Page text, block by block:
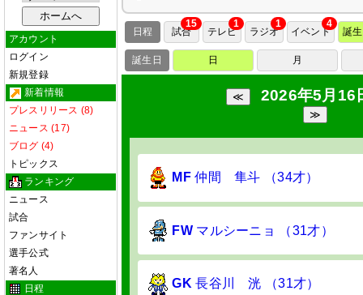
アカウント
ログイン
新規登録
新着情報
プレスリリース (8)
ニュース (17)
ブログ (4)
トピックス
ランキング
ニュース
試合
ファンサイト
選手公式
著名人
日程
日程
15
試合
1
テレビ
1
ラジオ
4
イベント 誕
誕生日 日 月
2026年5月16
MF仲間 隼斗 （34才）
FWマルシーニョ （31才）
GK 長谷川 洸 （31才）